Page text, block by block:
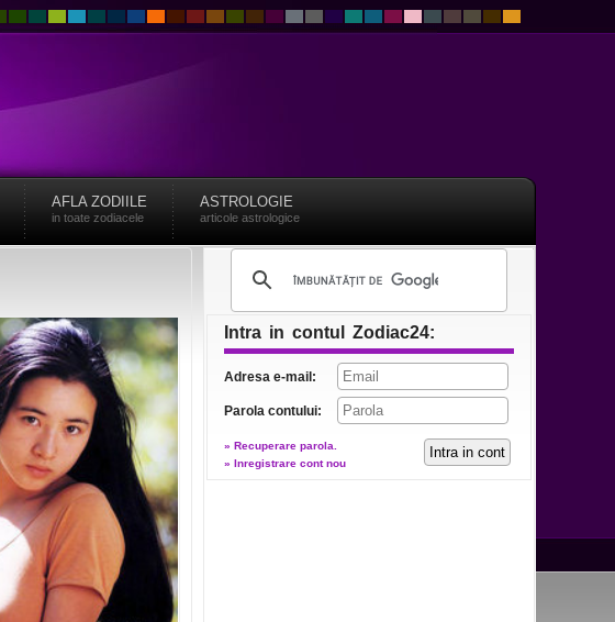
AFLA ZODIILE
in toate zodiacele
ASTROLOGIE
articole astrologice
Intra in contul Zodiac24:
Adresa e-mail:
Parola contului:
» Recuperare parola.
» Inregistrare cont nou